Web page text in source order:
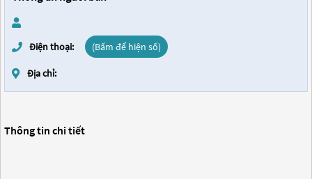
Điện thoại: (Bấm để hiện số)
Địa chỉ:
Thông tin chi tiết